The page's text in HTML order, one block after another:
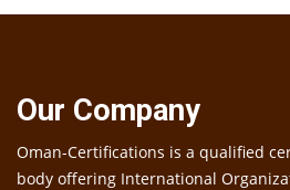
Our Company
Oman-Certifications is a qualified
body offering International